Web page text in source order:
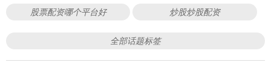
股票配资哪个平台好 炒股炒股配资
全部话题标签